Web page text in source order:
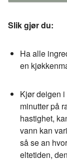
Slik gjør du:
Ha alle
en
Kjør deigen
minutter på
hastighet,
vann kan
så se an
eltetiden,